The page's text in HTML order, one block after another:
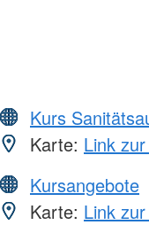
Kurs
Karte: Link
Kursangebote
Karte: Link